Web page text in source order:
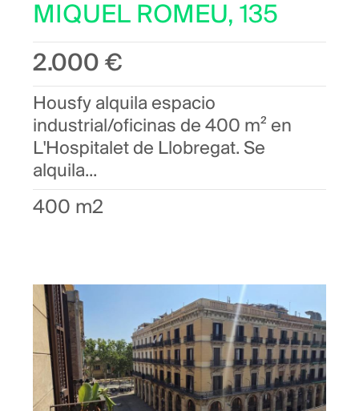
MIQUEL ROMEU, 135
2.000 €
Housfy alquila espacio
industrial/oficinas de 400 m² en
L'Hospitalet de Llobregat. Se
alquila...
400 m2